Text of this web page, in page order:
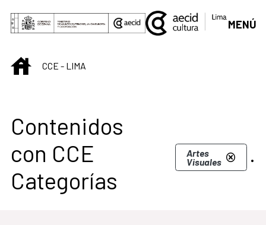
Saltar al contenido principal
MENÚ
INICIOCCE - LIMA
Centro Cultural de
Contenidos
con CCE
Categorías
Artes
Visuales .